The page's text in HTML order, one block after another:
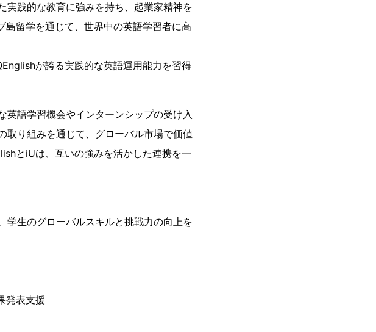
実践的な教育に強みを持ち、起業家精神を
留学を通じて、世界中の英語学習者に高
が誇る実践的な英語運用能力を習得
英語学習機会やインターンシップの受け入
取り組みを通じて、グローバル市場で価値
とiUは、互いの強みを活かした連携を一
学生のグローバルスキルと挑戦力の向上を
発表支援